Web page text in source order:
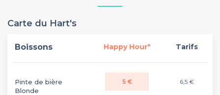
Carte du Hart's
Boissons Happy Hour* Tarifs
Pinte de bière
Blonde
5 € 6,5 €